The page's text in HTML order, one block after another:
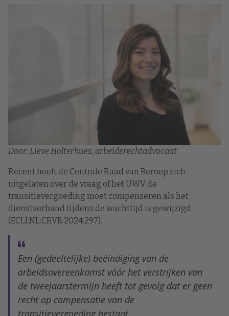
Door: Lieve Holterhues, arbeidsrechtadvocaat
Recent heeft de Centrale Raad van Beroep zich
uitgelaten over de vraag of het UWV de
transitievergoeding moet compenseren als het
dienstverband tijdens de wachttijd is gewijzigd
(ECLI:NL:CRVB:2024:297).
Een (gedeeltelijke) beëindiging van de
arbeidsovereenkomst vóór het verstrijken van
de tweejaarstermijn heeft tot gevolg dat er geen
recht op compensatie van de
transitievergoeding bestaat